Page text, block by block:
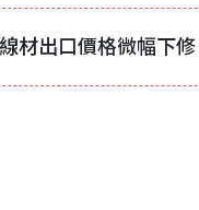
材出口價格微幅下